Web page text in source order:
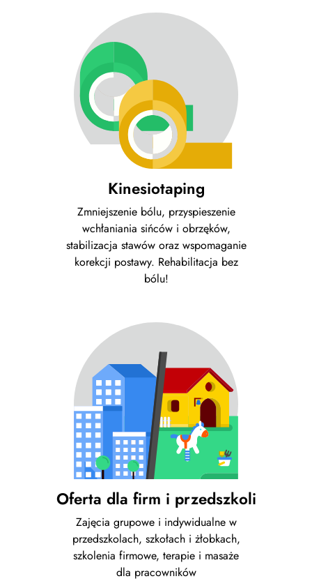
Kinesiotaping
Zmniejszenie bólu, przyspieszenie
wchłaniania sińców i obrzęków,
stabilizacja stawów oraz wspomaganie
korekcji postawy. Rehabilitacja bez
bólu!
Oferta dla firm i przedszkoli
Zajęcia grupowe i indywidualne w
przedszkolach, szkołach i żłobkach,
szkolenia firmowe, terapie i masaże
dla pracowników